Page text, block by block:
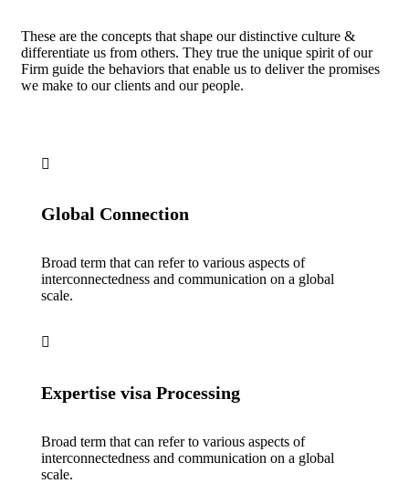
These are the concepts that shape our distinctive culture &
differentiate us from others. They true the unique spirit of our
Firm guide the behaviors that enable us to deliver the promises
we make to our clients and our people.
Global Connection
Broad term that can refer to various aspects of
interconnectedness and communication on a global
scale.
Expertise visa Processing
Broad term that can refer to various aspects of
interconnectedness and communication on a global
scale.